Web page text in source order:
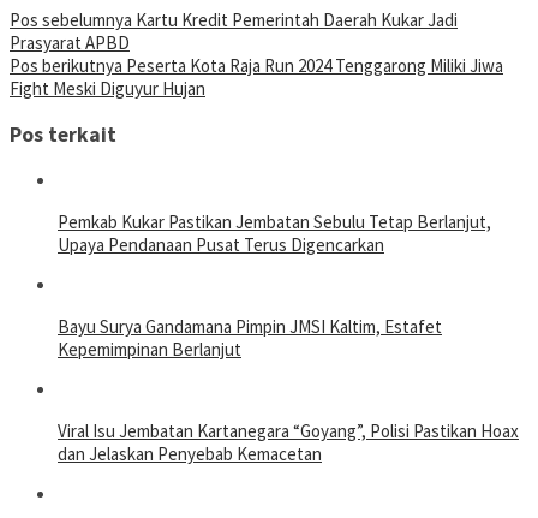
Pos sebelumnya Kartu Kredit Pemerintah Daerah Kukar Jadi
Prasyarat APBD
Pos berikutnya Peserta Kota Raja Run 2024 Tenggarong Miliki Jiwa
Fight Meski Diguyur Hujan
Pos terkait
Pemkab Kukar Pastikan Jembatan Sebulu Tetap Berlanjut,
Upaya Pendanaan Pusat Terus Digencarkan
Bayu Surya Gandamana Pimpin JMSI Kaltim, Estafet
Kepemimpinan Berlanjut
Viral Isu Jembatan Kartanegara “Goyang”, Polisi Pastikan Hoax
dan Jelaskan Penyebab Kemacetan